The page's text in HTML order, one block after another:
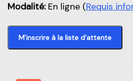
Modalité:En ligne (Requis
M'inscrire à la liste d'attente